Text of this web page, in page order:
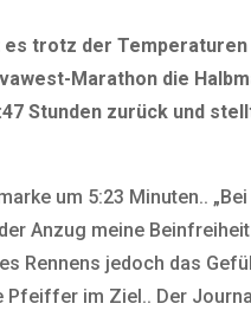
trotz der
Marathon die
Stunden zurück und
um 5:23 Minuten..
Anzug meine
Rennens jedoch das
Pfeiffer im Ziel.. Der